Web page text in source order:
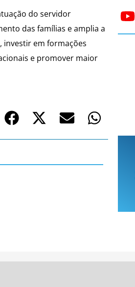
do servidor
das famílias e amplia a
investir em formações
e promover maior